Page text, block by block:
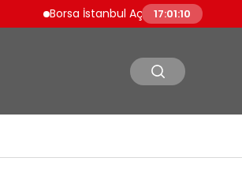
Borsa İstanbul Açılışını Yüzde 0.19 Artışla
17:01:11